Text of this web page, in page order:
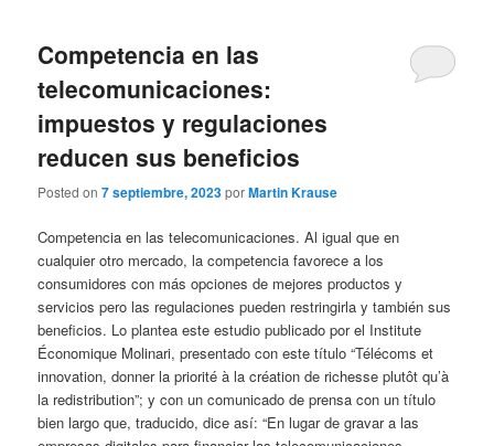
Competencia en las
telecomunicaciones:
impuestos y regulaciones
reducen sus beneficios
Posted on7 septiembre, 2023porMartin Krause
Competencia en las telecomunicaciones. Al igual que en
cualquier otro mercado, la competencia favorece a los
consumidores con más opciones de mejores productos y
servicios pero las regulaciones pueden restringirla y también sus
beneficios. Lo plantea este estudio publicado por el Institute
Économique Molinari, presentado con este título “Télécoms et
innovation, donner la priorité à la création de richesse plutôt qu’à
la redistribution”; y con un comunicado de prensa con un título
bien largo que, traducido, dice así: “En lugar de gravar a las